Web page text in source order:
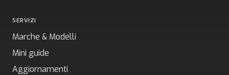
SERVIZI
Marche & Modelli
Mini guide
Aggiornamenti